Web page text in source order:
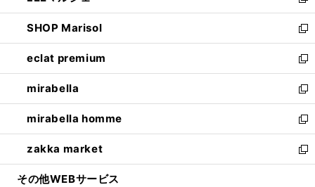
開
く
ウ
で
開
く
ン
ド
ウ
で
開
く
ウ
ィ
ン
ド
ウ
で
開
く
し
い
ウ
ィ
ン
ド
ウ
で
開
く
SHOP Marisol
新
し
い
ウ
ィ
ン
ド
ウ
で
開
eclat premium
新
し
い
ウ
ィ
ン
ド
ウ
mirabella
新
し
い
ウ
ィ
ン
mirabella homme
新
し
い
ウ
zakka market
新
し
その他WEBサービス